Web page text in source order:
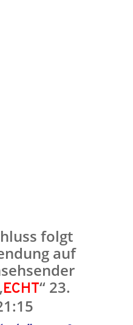
folgt
auf
ECHT“ 23.